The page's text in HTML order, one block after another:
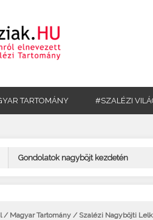
TARTOMÁNY #SZALÉZI
Gondolatok nagyböjt kezdetén
/ Magyar Tartomány / Szalézi Nagyböjti